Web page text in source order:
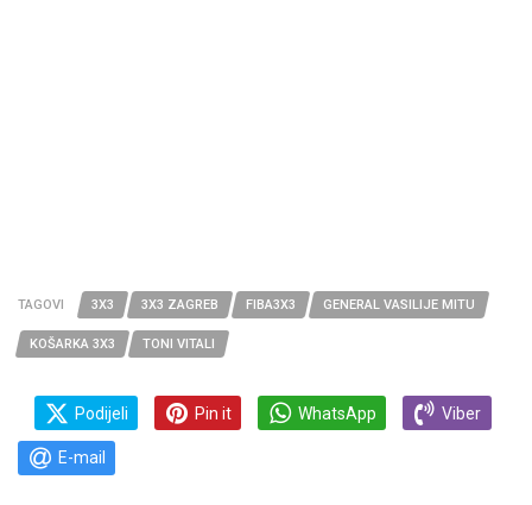
TAGOVI 3X3 3X3 ZAGREB FIBA3X3 GENERAL VASILIJE MITU
KOŠARKA 3X3 TONI VITALI
Podijeli Pin it WhatsApp Viber
E-mail